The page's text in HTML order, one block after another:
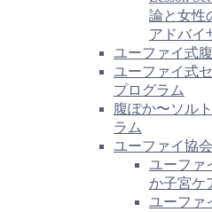
論と女性
アドバイ
ユーファイ式
ユーファイ式
プログラム
腹ぽか〜ソル
ラム
ユーファイ協
ユーファ
か子宮ケ
ユーファ